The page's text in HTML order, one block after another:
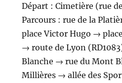
Départ : Cimetière (rue
Parcours : rue de la
place Victor Hugo →
→ route de Lyon
Blanche → rue du Mont
Millières → allée des